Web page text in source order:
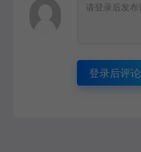
登录后评论